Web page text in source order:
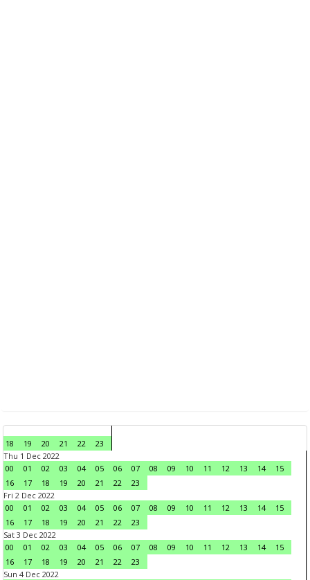
18 19 20 21 22
23
Thu 1 Dec 2022
00
01 02 03 04 05 06 07 08 09 10 11 12 13 14
15
16
17 18 19 20 21 22
23
Fri 2 Dec 2022
00
01 02 03 04 05 06 07 08 09 10 11 12 13 14
15
16
17 18 19 20 21 22
23
Sat 3 Dec 2022
00
01 02 03 04 05 06 07 08 09 10 11 12 13 14
15
16
17 18 19 20 21 22
23
Sun 4 Dec 2022